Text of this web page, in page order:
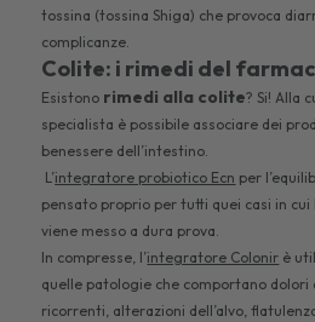
tossina (tossina Shiga) che provoca
complicanze.
Colite: i rimedi del
Esistono rimedi alla colite? Si! Alla
specialista è possibile associare dei
benessere dell’intestino.
L’integratore probiotico Ecn per
pensato proprio per tutti quei casi in cui
viene messo a dura prova.
In compresse, l’integratore Colonir è
quelle patologie che comportano dolori
ricorrenti, alterazioni dell’alvo,